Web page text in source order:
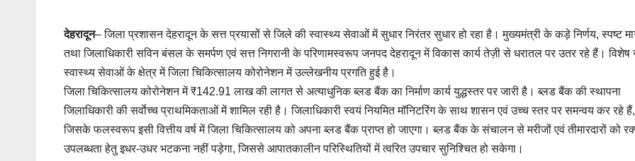
देहरादून– जिला प्रशासन देहरादून के सत्त प्रयासों से जिले की स्वास्थ्य सेवाओं में सुधार निरंतर सुधार हो रहा है। मुख्यमंत्री के कड़े निर्णय, स्पष्ट
तथा जिलाधिकारी सविन बंसल के समर्पण एवं सत्त निगरानी के परिणामस्वरूप जनपद देहरादून में विकास कार्य तेज़ी से धरातल पर उतर रहे हैं।
स्वास्थ्य सेवाओं के क्षेत्र में जिला चिकित्सालय कोरोनेशन में उल्लेखनीय प्रगति हुई है।
जिला चिकित्सालय कोरोनेशन में ₹142.91 लाख की लागत से अत्याधुनिक ब्लड बैंक का निर्माण कार्य युद्धस्तर पर जारी है। ब्लड बैंक की स्थापना
जिलाधिकारी की सर्वाेच्च प्राथमिकताओं में शामिल रही है। जिलाधिकारी स्वयं नियमित मॉनिटरिंग के साथ शासन एवं उच्च स्तर पर समन्वय कर रहे हैं,
जिसके फलस्वरूप इसी वित्तीय वर्ष में जिला चिकित्सालय को अपना ब्लड बैंक प्राप्त हो जाएगा। ब्लड बैंक के संचालन से मरीजों एवं तीमारदारों को
उपलब्धता हेतु इधर-उधर भटकना नहीं पड़ेगा, जिससे आपातकालीन परिस्थितियों में त्वरित उपचार सुनिश्चित हो सकेगा।